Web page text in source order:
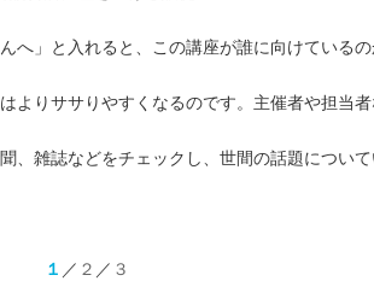
」と入れると、この講座が誰に向けている
りササりやすくなるのです。主催者や担当
、雑誌などをチェックし、世間の話題につい
１ ／ ２ ／ ３